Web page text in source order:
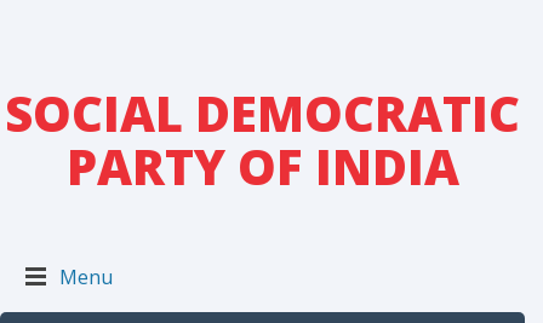
SOCIAL DEMOCRATIC
PARTY OF INDIA
Menu